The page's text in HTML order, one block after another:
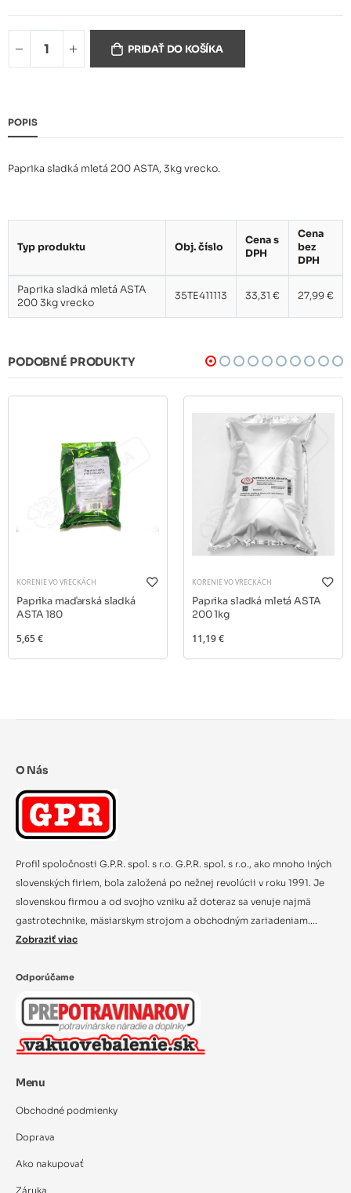
PRIDAŤ DO KOŠÍKA
POPIS
Paprika sladká mletá 200 ASTA, 3kg vrecko.
Typ produktu Obj. číslo
Cena s
DPH
Cena
bez
DPH
Paprika sladká mletá ASTA
200 3kg vrecko
35TE411113 33,31 € 27,99 €
PODOBNÉ PRODUKTY
KORENIE VO VRECKÁCH
Paprika maďarská sladká
ASTA 180
5,65 €
KORENIE VO VRECKÁCH
Paprika sladká mletá ASTA
200 1kg
11,19 €
O Nás
Profil spoločnosti G.P.R. spol. s r.o. G.P.R. spol. s r.o., ako mnoho iných
slovenských firiem, bola založená po nežnej revolúcii v roku 1991. Je
slovenskou firmou a od svojho vzniku až doteraz sa venuje najmä
gastrotechnike, mäsiarskym strojom a obchodným zariadeniam....
Zobraziť viac
Odporúčame
Menu
Obchodné podmienky
Doprava
Ako nakupovať
Záruka